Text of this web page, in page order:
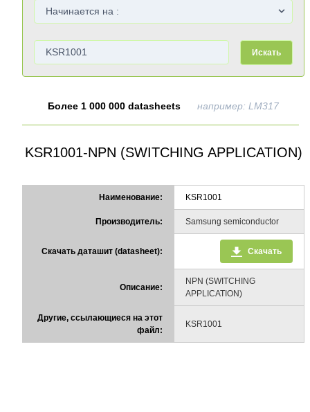
Искать
Более 1 000 000 datasheets например: LM317
KSR1001-NPN (SWITCHING APPLICATION)
Наименование: KSR1001
Производитель: Samsung semiconductor
Скачать даташит (datasheet): Скачать
Описание:
NPN (SWITCHING
APPLICATION)
Другие, ссылающиеся на этот
файл:
KSR1001